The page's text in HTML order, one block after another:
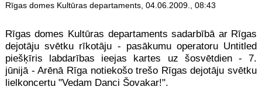
Rīgas domes Kultūras departaments, 04.06.2009., 08:43
Rīgas domes Kultūras departaments sadarbībā ar Rīgas
dejotāju svētku rīkotāju - pasākumu operatoru Untitled
piešķīris labdarības ieejas kartes uz šosvētdien - 7.
jūnijā - Arēnā Rīga notiekošo trešo Rīgas dejotāju svētku
lielkoncertu "Vedam Danci Šovakar!".